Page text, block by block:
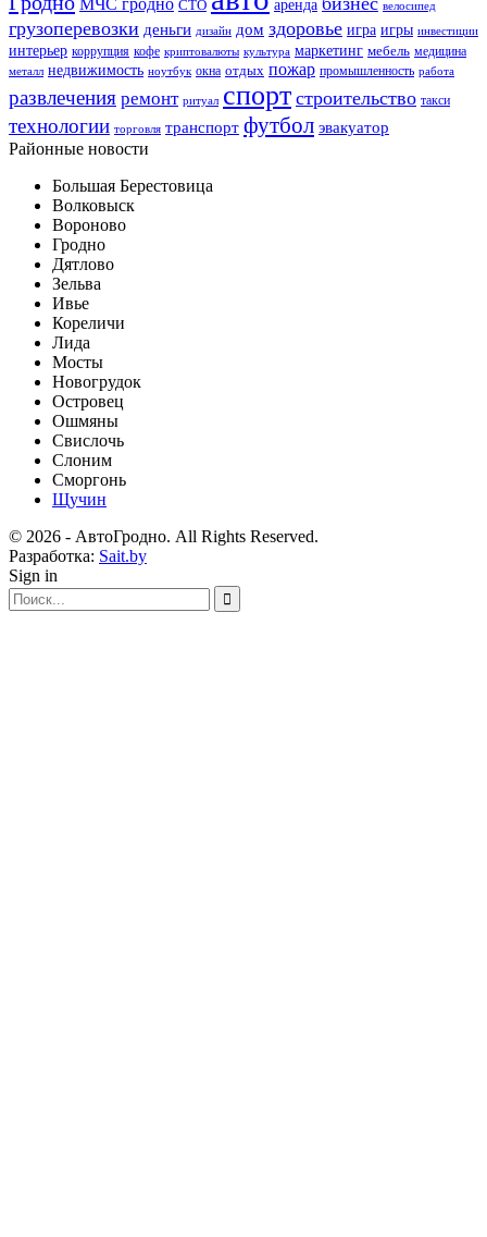
СТО аренда велосипед
грузоперевозки деньги дизайн дом здоровье игра игры инвестиции
интерьер коррупция кофе криптовалюты культура маркетинг мебель медицина
металл недвижимость ноутбук окна отдых пожар промышленность работа
развлечения ремонт ритуал спорт строительство такси
технологии торговля транспорт футбол эвакуатор
Районные новости
Большая Берестовица
Волковыск
Вороново
Гродно
Дятлово
Зельва
Ивье
Кореличи
Лида
Мосты
Новогрудок
Островец
Ошмяны
Свислочь
Слоним
Сморгонь
Щучин
© 2026 - АвтоГродно. All Rights Reserved.
Разработка: Sait.by
Sign in